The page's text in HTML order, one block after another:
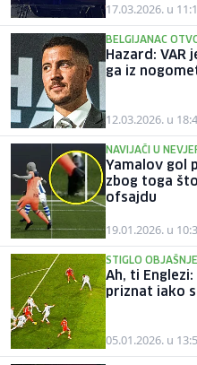
17.03.2026. u
BELGIJANAC
Hazard: VAR
ga iz
12.03.2026. u
NAVIJAČI U
Yamalov gol
zbog toga
ofsajdu
19.01.2026. u
STIGLO
Ah, ti
priznat iako
05.01.2026. u